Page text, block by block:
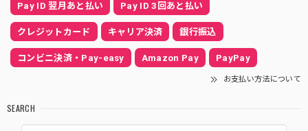
Pay ID 翌月あと払い Pay ID 3回あと払い
クレジットカード キャリア決済 銀行振込
コンビニ決済・Pay-easy Amazon Pay PayPay
お支払い方法について
SEARCH